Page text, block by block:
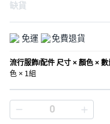
缺貨
免運 免費退貨
流行服飾/配件 尺寸 × 顏色 × 數
色 × 1組